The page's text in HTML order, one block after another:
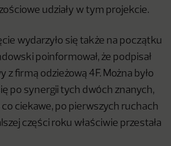
udziały w tym projekcie.
wydarzyło się także na początku
poinformował, że podpisał
firmą odzieżową 4F. Można było
po synergii tych dwóch znanych,
ciekawe, po pierwszych ruchach
części roku właściwie przestała